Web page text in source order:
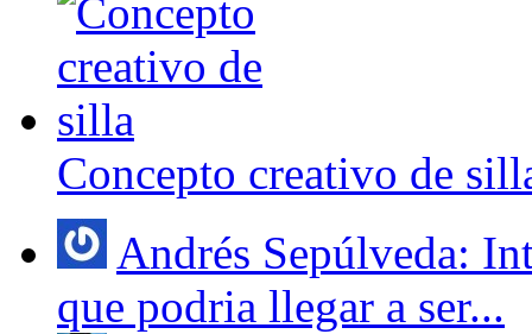
Concepto creativo de
Andrés Sepúlveda:
que podria llegar a ser...